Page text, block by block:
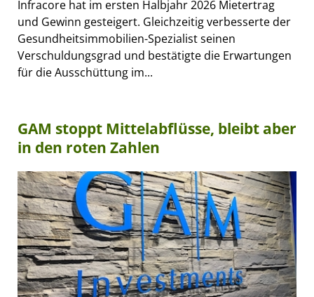
Infracore hat im ersten Halbjahr 2026 Mietertrag
und Gewinn gesteigert. Gleichzeitig verbesserte der
Gesundheitsimmobilien-Spezialist seinen
Verschuldungsgrad und bestätigte die Erwartungen
für die Ausschüttung im...
GAM stoppt Mittelabflüsse, bleibt aber
in den roten Zahlen